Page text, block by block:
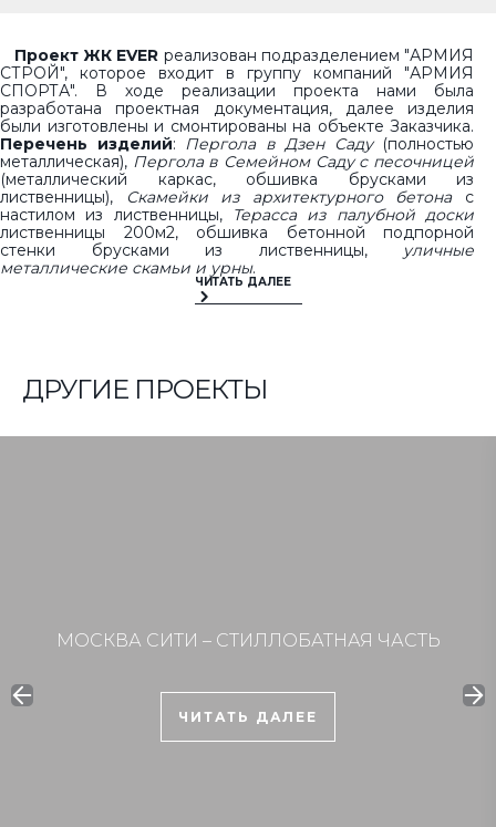
Проект ЖК EVER реализован подразделением "АРМИЯ
СТРОЙ", которое входит в группу компаний "АРМИЯ
СПОРТА". В ходе реализации проекта нами была
разработана проектная документация, далее изделия
были изготовлены и смонтированы на объекте Заказчика.
Перечень изделий: Пергола в Дзен Саду(полностью
металлическая), Пергола в Семейном Саду с песочницей
(металлический каркас, обшивка брусками из
лиственницы), Скамейки из архитектурного бетонас
настилом из лиственницы,
Терасса из палубной доски
лиственницы 200м2, обшивка бетонной подпорной
стенки брусками из лиственницы,
уличные
металлические скамьи и урны.
ДРУГИЕ ПРОЕКТЫ
МОСКВА CИТИ – СТИЛЛОБАТНАЯ ЧАСТЬ
ЧИТАТЬ ДАЛЕЕ